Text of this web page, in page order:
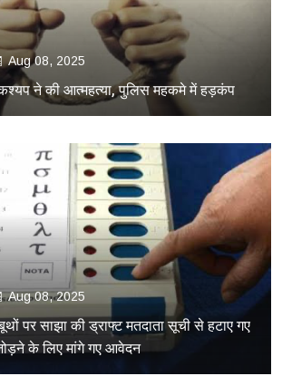
Aug 08, 2025
ने की आत्महत्या, पुलिस महकमे में हड़कंप
Aug 08, 2025
पर साझा की ड्राफ्ट मतदाता सूची से हटाए गए
के लिए मांगे गए आवेदन